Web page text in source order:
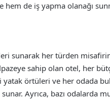
de iş yapma olanağı
sunarak her türden misafirin
sahip olan otel, her
örtüleri ve her odada
Ayrıca, bazı odalarda